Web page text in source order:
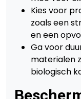
Kies voor
zoals een
en een
Ga voor
materialen
biologisch